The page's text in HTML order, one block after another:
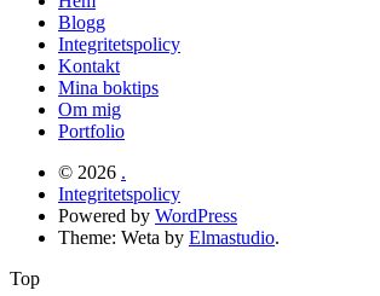
Blogg
Integritetspolicy
Kontakt
Mina boktips
Om mig
Portfolio
© 2026 .
Integritetspolicy
Powered by WordPress
Theme: Weta by Elmastudio.
Top